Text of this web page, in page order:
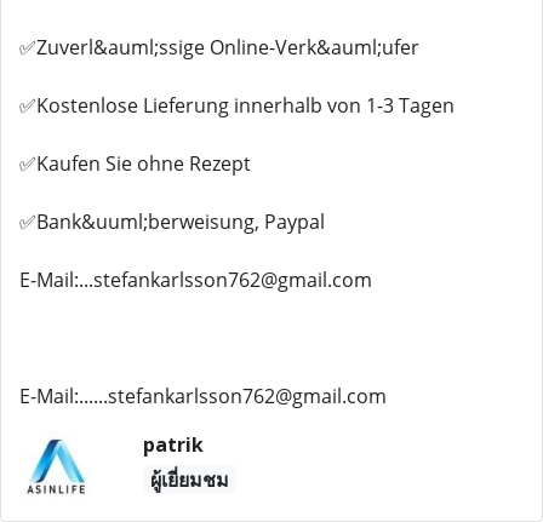
✅Zuverl&auml;ssige Online-Verk&auml;ufer
✅Kostenlose Lieferung innerhalb von 1-3 Tagen
✅Kaufen Sie ohne Rezept
✅Bank&uuml;berweisung, Paypal
E-Mail:...stefankarlsson762@gmail.com
E-Mail:......stefankarlsson762@gmail.com
patrik
ผู้เยี่ยมชม